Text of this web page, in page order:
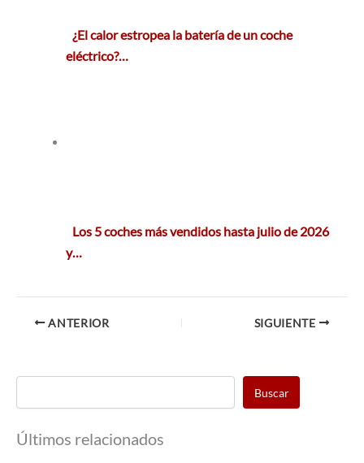
¿El calor estropea la batería de un coche
eléctrico?…
Los 5 coches más vendidos hasta julio de 2026
y…
ANTERIOR SIGUIENTE
Buscar
Últimos relacionados